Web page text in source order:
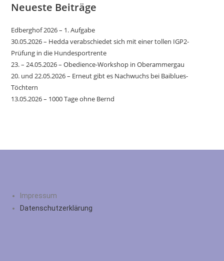
Neueste Beiträge
Edberghof 2026 – 1. Aufgabe
30.05.2026 – Hedda verabschiedet sich mit einer tollen IGP2-
Prüfung in die Hundesportrente
23. – 24.05.2026 – Obedience-Workshop in Oberammergau
20. und 22.05.2026 – Erneut gibt es Nachwuchs bei Baiblues-
Töchtern
13.05.2026 – 1000 Tage ohne Bernd
Impressum
Datenschutzerklärung